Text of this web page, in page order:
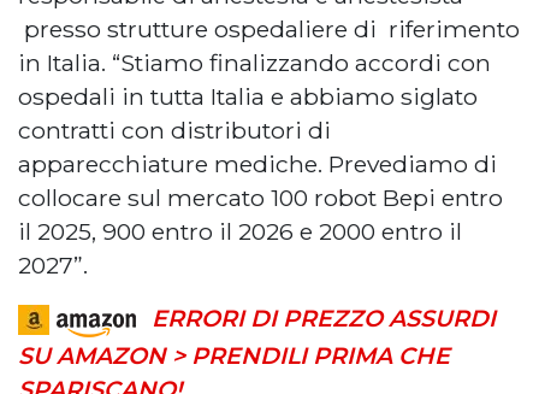
presso strutture ospedaliere di riferimento
in Italia. “Stiamo finalizzando accordi con
ospedali in tutta Italia e abbiamo siglato
contratti con distributori di
apparecchiature mediche. Prevediamo di
collocare sul mercato 100 robot Bepi entro
il 2025, 900 entro il 2026 e 2000 entro il
2027”.
ERRORI DI PREZZO ASSURDI
SU AMAZON > PRENDILI PRIMA CHE